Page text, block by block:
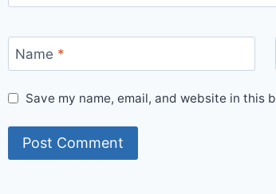
Name *
Save my name, email, and website in this